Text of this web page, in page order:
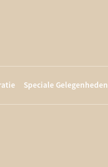
Speciale Gelegenheden